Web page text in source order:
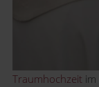
Traumhochzeit im